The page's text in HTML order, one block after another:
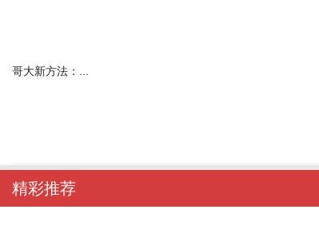
哥大新方法：...
精彩推荐